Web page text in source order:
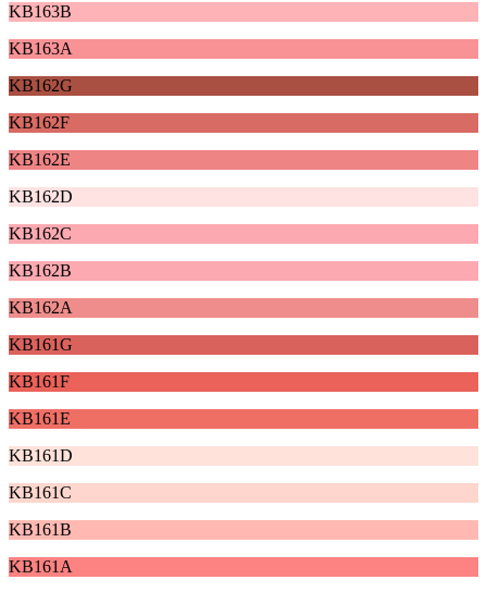
KB163B
KB163A
KB162G
KB162F
KB162E
KB162D
KB162C
KB162B
KB162A
KB161G
KB161F
KB161E
KB161D
KB161C
KB161B
KB161A